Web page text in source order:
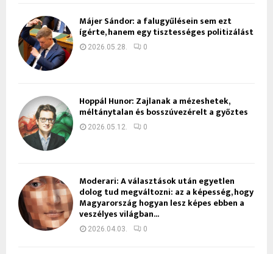
Májer Sándor: a falugyűlésein sem ezt
ígérte, hanem egy tisztességes politizálást
2026.05.28. 0
Hoppál Hunor: Zajlanak a mézeshetek,
méltánytalan és bosszúvezérelt a győztes
2026.05.12. 0
Moderari: A választások után egyetlen
dolog tud megváltozni: az a képesség, hogy
Magyarország hogyan lesz képes ebben a
veszélyes világban...
2026.04.03. 0